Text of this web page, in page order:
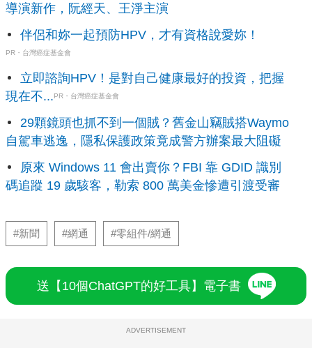
導演新作，阮經天、王淨主演
伴侶和妳一起預防HPV，才有資格說愛妳！
PR・台灣癌症基金會
立即諮詢HPV！是對自己健康最好的投資，把握
現在不...PR・台灣癌症基金會
29顆鏡頭也抓不到一個賊？舊金山竊賊搭Waymo
自駕車逃逸，隱私保護政策竟成警方辦案最大阻礙
原來 Windows 11 會出賣你？FBI 靠 GDID 識別
碼追蹤 19 歲駭客，勒索 800 萬美金慘遭引渡受審
#新聞 #網通 #零組件/網通
送【10個ChatGPT的好工具】電子書
ADVERTISEMENT